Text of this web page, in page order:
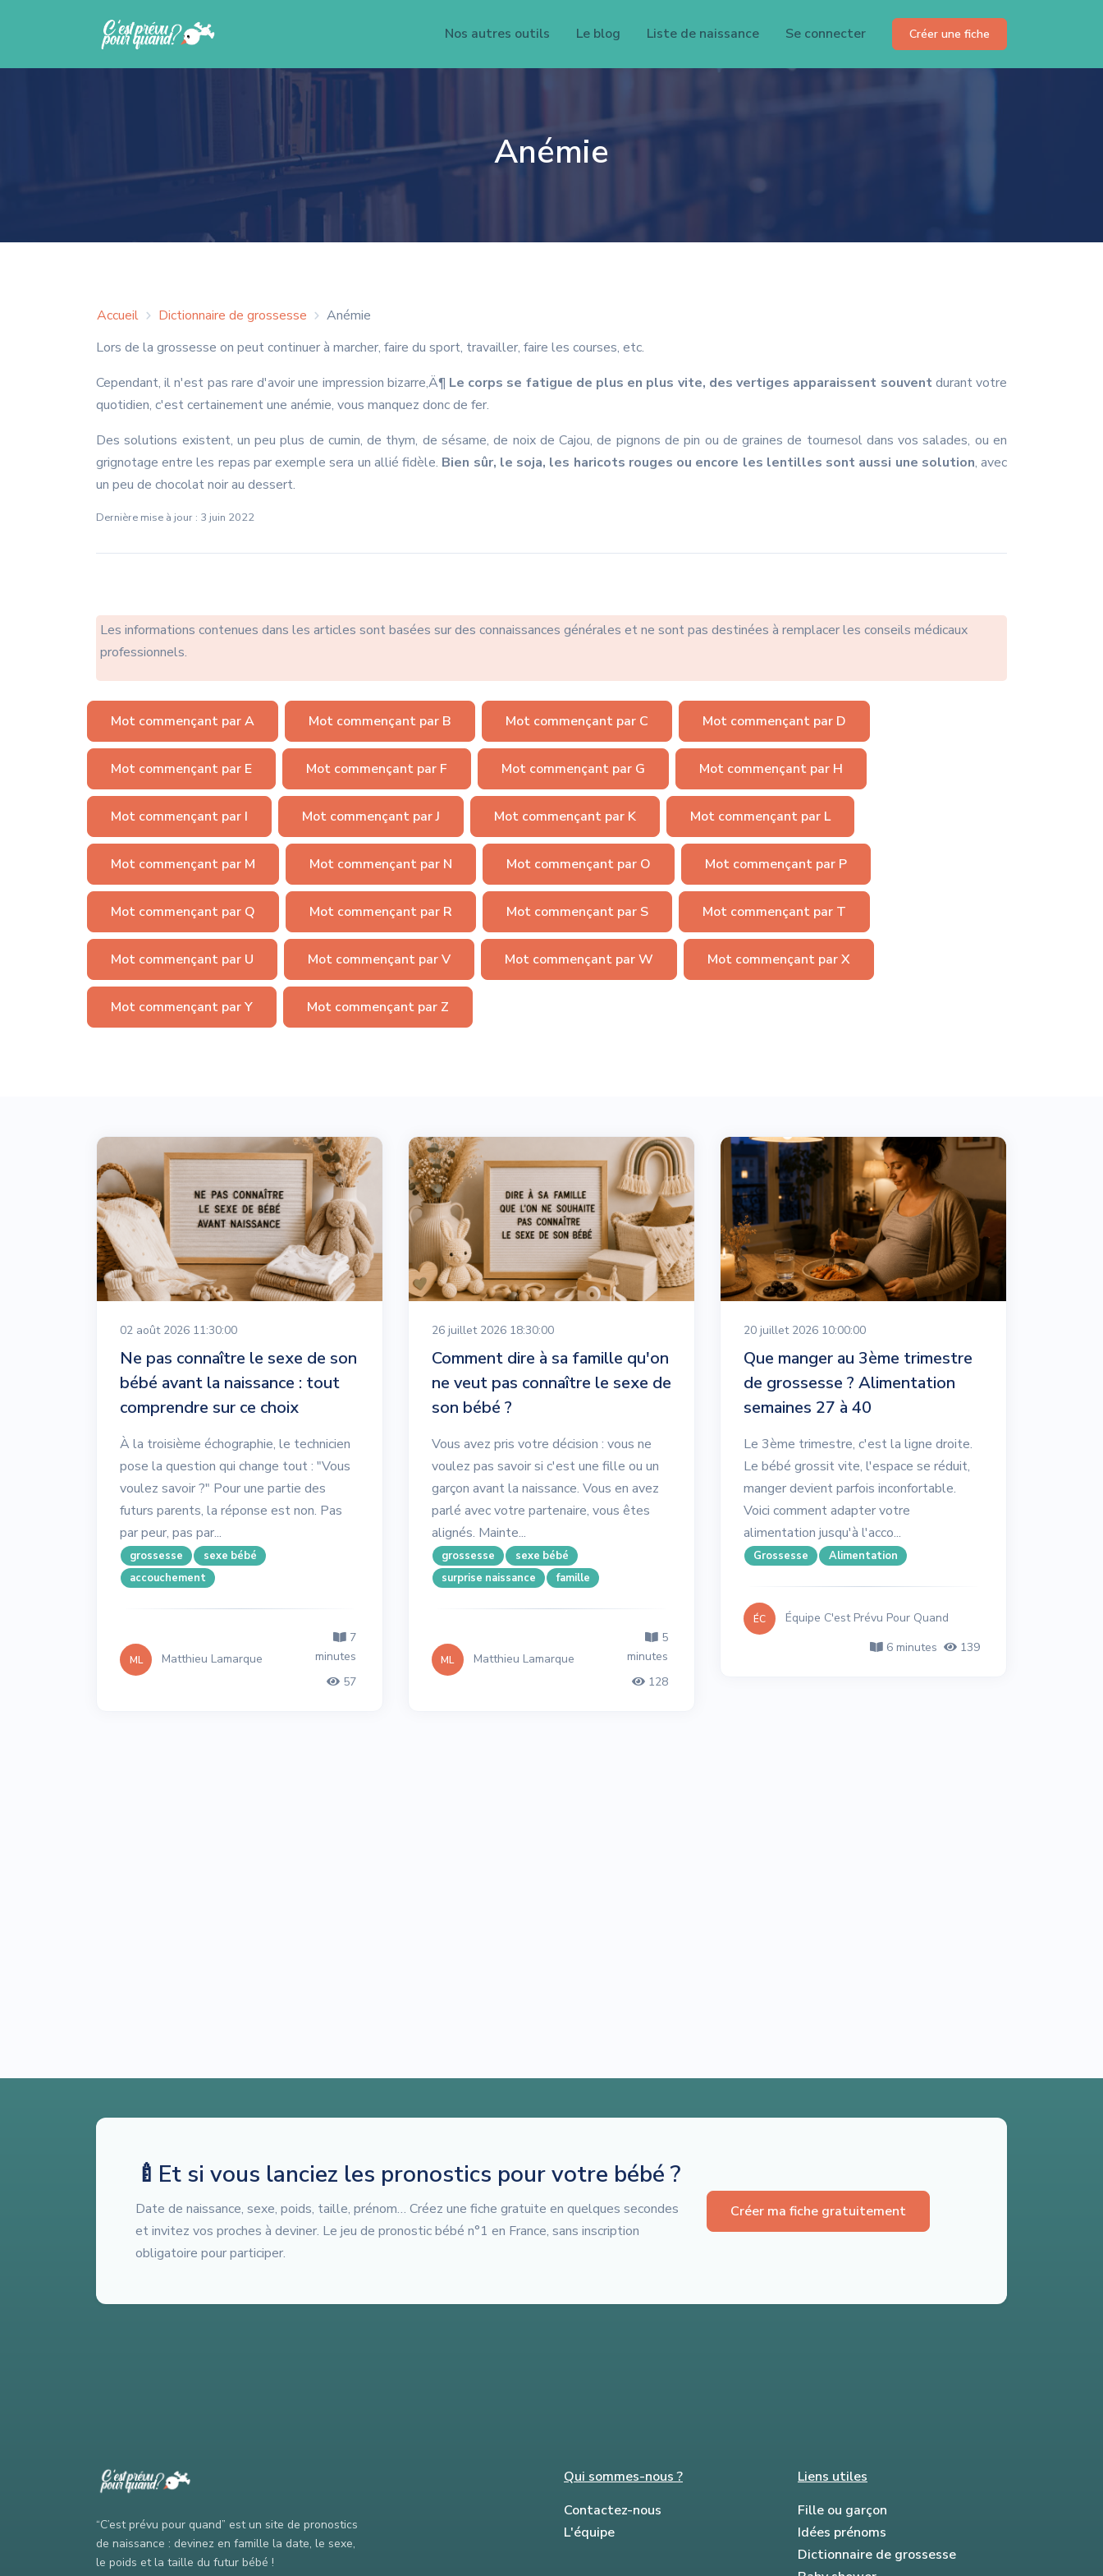
Nos autres outils Le blog Liste de naissance Se connecter Créer une fiche
Anémie
Accueil Dictionnaire de grossesse
Anémie
Lors de la grossesse on peut continuer à marcher, faire du sport, travailler, faire les courses, etc.
Cependant, il n'est pas rare d'avoir une impression bizarre‚Ä¶ Le corps se fatigue de plus en plus vite, des vertiges apparaissent souventdurant votre
quotidien, c'est certainement une anémie, vous manquez donc de fer.
Des solutions existent, un peu plus de cumin, de thym, de sésame, de noix de Cajou, de pignons de pin ou de graines de tournesol dans vos salades, ou en
grignotage entre les repas par exemple sera un allié fidèle. Bien sûr, le soja, les haricots rouges ou encore les lentilles sont aussi une solution, avec
un peu de chocolat noir au dessert.
Dernière mise à jour : 3 juin 2022
Les informations contenues dans les articles sont basées sur des connaissances générales et ne sont pas destinées à remplacer les conseils médicaux
professionnels.
Mot commençant par A Mot commençant par B Mot commençant par C Mot commençant par D
Mot commençant par E Mot commençant par F Mot commençant par G Mot commençant par H
Mot commençant par I Mot commençant par J Mot commençant par K Mot commençant par L
Mot commençant par M Mot commençant par N Mot commençant par O Mot commençant par P
Mot commençant par Q Mot commençant par R Mot commençant par S Mot commençant par T
Mot commençant par U Mot commençant par V Mot commençant par W Mot commençant par X
Mot commençant par Y Mot commençant par Z
02 août 2026 11:30:00
Ne pas connaître le sexe de son
bébé avant la naissance : tout
comprendre sur ce choix
À la troisième échographie, le technicien
pose la question qui change tout : "Vous
voulez savoir ?" Pour une partie des
futurs parents, la réponse est non. Pas
par peur, pas par...
grossesse
sexe bébé
accouchement
ML Matthieu Lamarque
7
minutes
57
26 juillet 2026 18:30:00
Comment dire à sa famille qu'on
ne veut pas connaître le sexe de
son bébé ?
Vous avez pris votre décision : vous ne
voulez pas savoir si c'est une fille ou un
garçon avant la naissance. Vous en avez
parlé avec votre partenaire, vous êtes
alignés. Mainte...
grossesse
sexe bébé
surprise naissance
famille
ML Matthieu Lamarque
5
minutes
128
20 juillet 2026 10:00:00
Que manger au 3ème trimestre
de grossesse ? Alimentation
semaines 27 à 40
Le 3ème trimestre, c'est la ligne droite.
Le bébé grossit vite, l'espace se réduit,
manger devient parfois inconfortable.
Voici comment adapter votre
alimentation jusqu'à l'acco...
Grossesse Alimentation
ÉC
Équipe C'est Prévu Pour Quand
6 minutes
139
🍼 Et si vous lanciez les pronostics pour votre bébé ?
Date de naissance, sexe, poids, taille, prénom… Créez une fiche gratuite en quelques secondes
et invitez vos proches à deviner. Le jeu de pronostic bébé n°1 en France, sans inscription
obligatoire pour participer.
Créer ma fiche gratuitement
“C’est prévu pour quand” est un site de pronostics
de naissance : devinez en famille la date, le sexe,
le poids et la taille du futur bébé !
Qui sommes-nous ?
Contactez-nous
L'équipe
Liens utiles
Fille ou garçon
Idées prénoms
Dictionnaire de grossesse